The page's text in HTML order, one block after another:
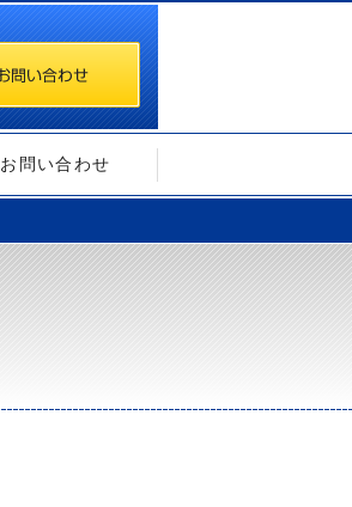
お問い合わせ